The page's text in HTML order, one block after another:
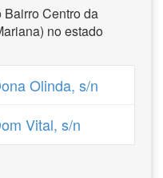
Centro da
no estado
Olinda, s/n
Vital, s/n